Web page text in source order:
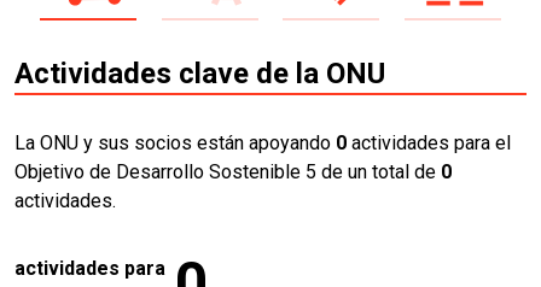
Actividades clave de la ONU
La ONU y sus socios están apoyando 0 actividades para el
Objetivo de Desarrollo Sostenible 5 de un total de 0
actividades.
actividades para